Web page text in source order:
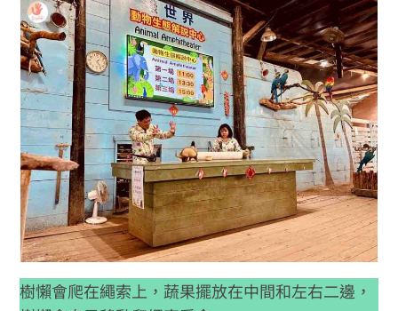
樹懶會爬在繩索上，蔬果擺放在中間和左右二邊，